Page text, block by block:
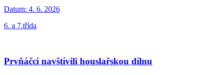
Datum: 4. 6. 2026
6. a 7.třída
Prvňáčci navštívili houslařskou dílnu